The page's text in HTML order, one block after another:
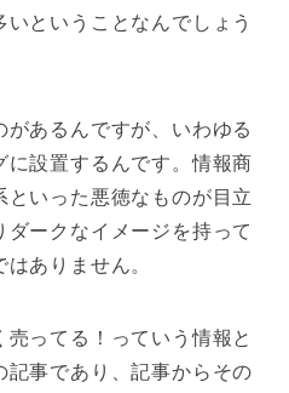
ということなんでしょう
あるんですが、いわゆる
に設置するんです。情報商
いった悪徳なものが目立
ークなイメージを持って
ありません。
ってる！っていう情報と
事であり、記事からその